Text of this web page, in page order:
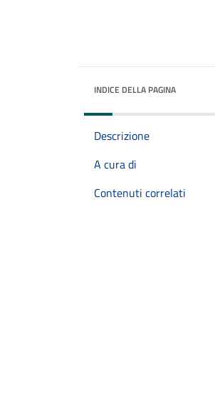
INDICE DELLA PAGINA
Descrizione
A cura di
Contenuti correlati